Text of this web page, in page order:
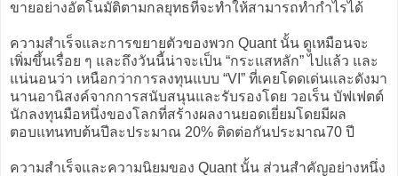
ขายอย่างอัตโนมัติตามกลยุทธที่จะทำให้สามารถทำกำไรได้
ความสำเร็จและการขยายตัวของพวก Quant นั้น ดูเหมือนจะ
เพิ่มขึ้นเรื่อย ๆ และถึงวันนี้น่าจะเป็น “กระแสหลัก” ไปแล้ว และ
แน่นอนว่า เหนือกว่าการลงทุนแบบ “VI” ที่เคยโดดเด่นและดังมา
นานอานิสงค์จากการสนับสนุนและรับรองโดย วอเร็น บัฟเฟตต์
นักลงทุนมือหนึ่งของโลกที่สร้างผลงานยอดเยี่ยมโดยมีผล
ตอบแทนทบต้นปีละประมาณ 20% ติดต่อกันประมาณ70 ปี
ความสำเร็จและความนิยมของ Quant นั้น ส่วนสำคัญอย่างหนึ่ง